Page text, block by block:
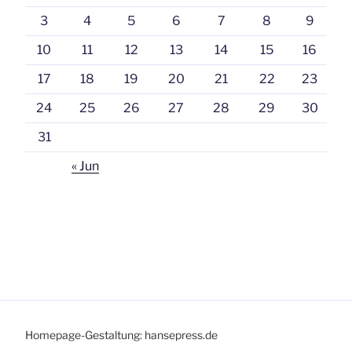
3
4 5 6 7 8
9
10
11 12 13 14 15
16
17
18 19 20 21 22
23
24
25 26 27 28 29
30
31
« Jun
Homepage-Gestaltung: hansepress.de